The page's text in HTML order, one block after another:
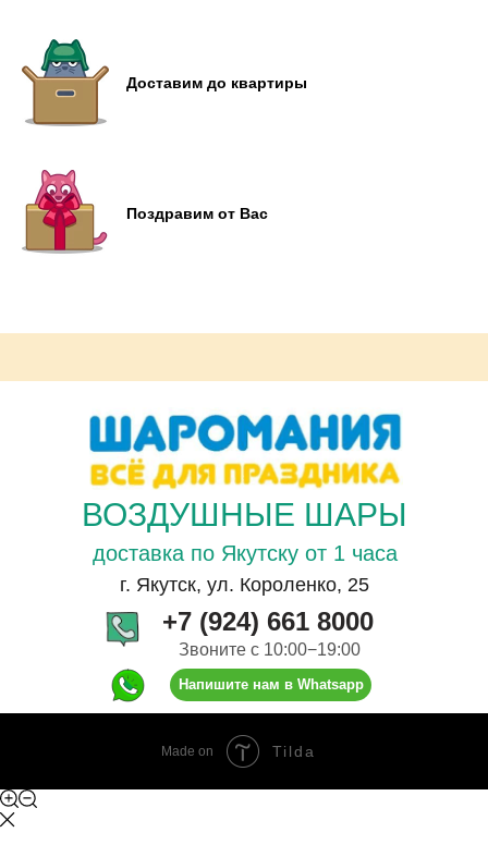
Доставим до квартиры
Поздравим от Вас
ВОЗДУШНЫЕ ШАРЫ
доставка по Якутску от 1 часа
г. Якутск, ул. Короленко, 25
+7 (924) 661 8000
Напишите нам в Whatsapp
Звоните с 10:00−19:00
Made on Tilda